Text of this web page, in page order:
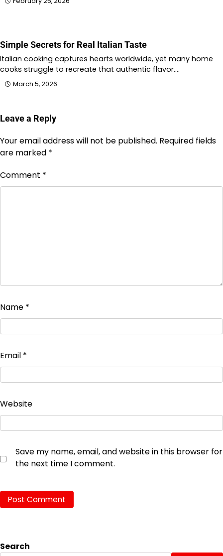
Simple Secrets for Real Italian Taste
Italian cooking captures hearts worldwide, yet many home
cooks struggle to recreate that authentic flavor.…
March 5, 2026
Leave a Reply
Your email address will not be published. Required fields
are marked *
Comment *
Name *
Email *
Website
Save my name, email, and website in this browser for
the next time I comment.
Search